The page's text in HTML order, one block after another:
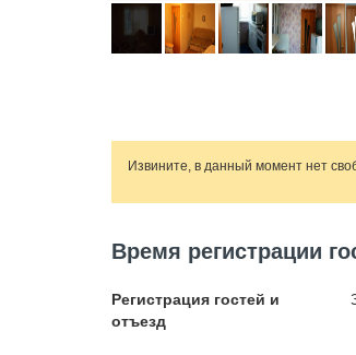
Извините, в данный момент нет
Время регистрации
Регистрация гостей и
отъезд